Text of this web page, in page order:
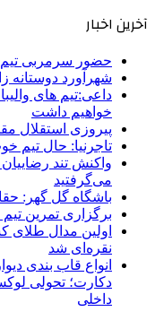
آخرین اخبار
حضور سرمربی تیم
شهرآورد دوستانه
داعی:تیم های
خواهیم داشت
پیروزی استقلال
تاجرنیا: حال تیم
واکنش تند
می‌گرفتید
باشگاه گل گهر:
برگزاری تمرین
اولین مدال طلای
نقره‌ای شد
انواع قاب بندی
دکارت؛ تحولی
داخلی